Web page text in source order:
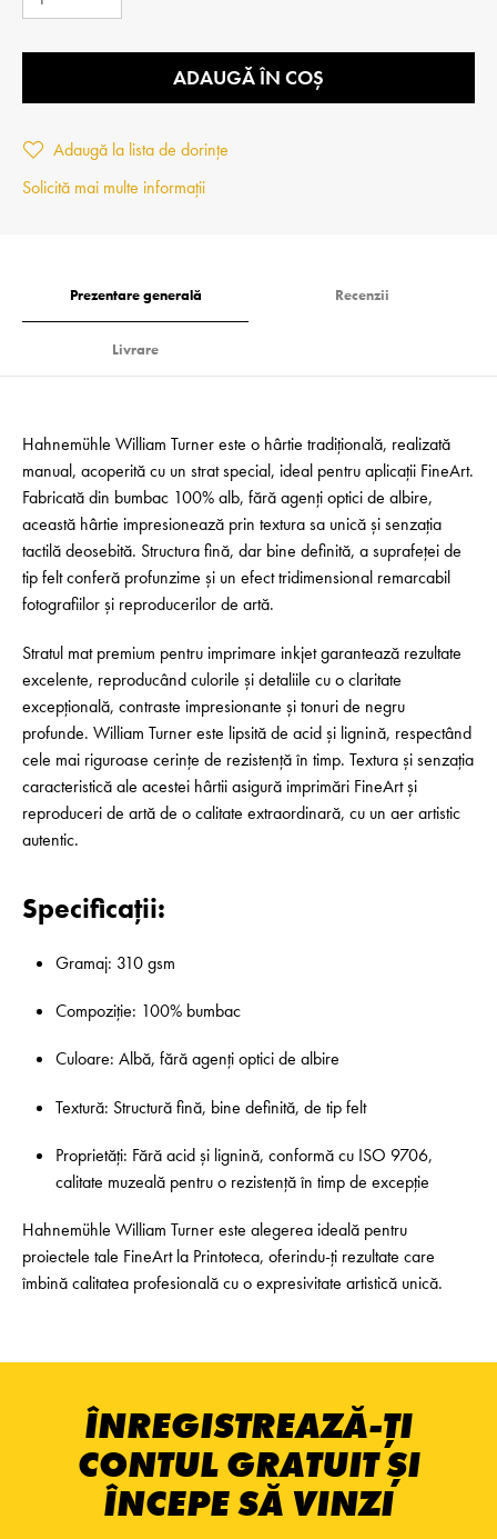
ADAUGĂ ÎN COȘ
Adaugă la lista de dorințe
Solicită mai multe informații
Prezentare generală Recenzii
Livrare
Hahnemühle William Turner este o hârtie tradițională, realizată
manual, acoperită cu un strat special, ideal pentru aplicații FineArt.
Fabricată din bumbac 100% alb, fără agenți optici de albire,
această hârtie impresionează prin textura sa unică și senzația
tactilă deosebită. Structura fină, dar bine definită, a suprafeței de
tip felt conferă profunzime și un efect tridimensional remarcabil
fotografiilor și reproducerilor de artă.
Stratul mat premium pentru imprimare inkjet garantează rezultate
excelente, reproducând culorile și detaliile cu o claritate
excepțională, contraste impresionante și tonuri de negru
profunde. William Turner este lipsită de acid și lignină, respectând
cele mai riguroase cerințe de rezistență în timp. Textura și senzația
caracteristică ale acestei hârtii asigură imprimări FineArt și
reproduceri de artă de o calitate extraordinară, cu un aer artistic
autentic.
Specificații:
Gramaj: 310 gsm
Compoziție: 100% bumbac
Culoare: Albă, fără agenți optici de albire
Textură: Structură fină, bine definită, de tip felt
Proprietăți: Fără acid și lignină, conformă cu ISO 9706,
calitate muzeală pentru o rezistență în timp de excepție
Hahnemühle William Turner este alegerea ideală pentru
proiectele tale FineArt la Printoteca, oferindu-ți rezultate care
îmbină calitatea profesională cu o expresivitate artistică unică.
ÎNREGISTREAZĂ-ȚI
CONTUL GRATUIT ȘI
ÎNCEPE SĂ VINZI